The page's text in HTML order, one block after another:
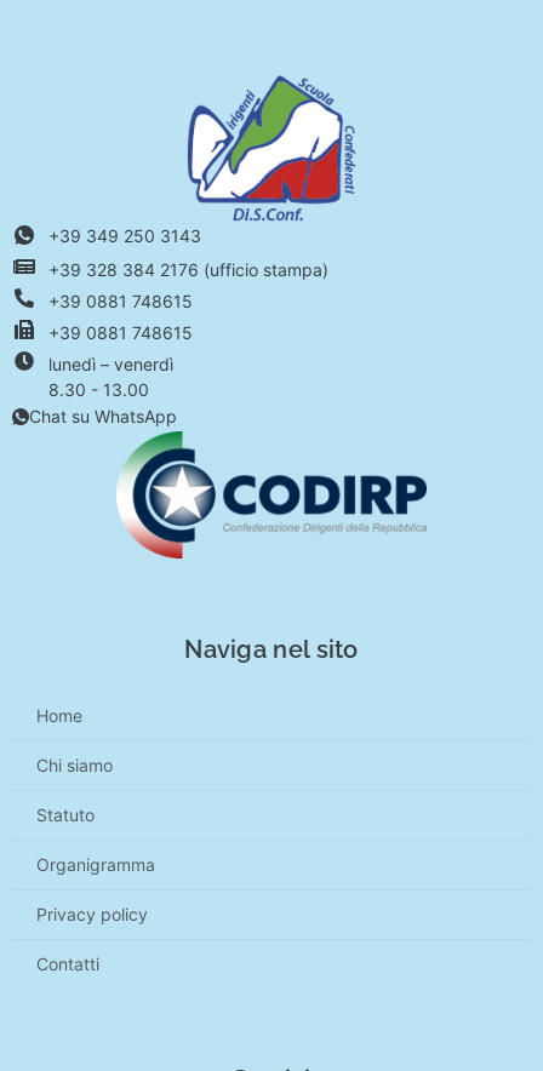
+39 349 250 3143
+39 328 384 2176 (ufficio stampa)
+39 0881 748615
+39 0881 748615
lunedì – venerdì
8.30 - 13.00
Chat su WhatsApp
Naviga nel sito
Home
Chi siamo
Statuto
Organigramma
Privacy policy
Contatti